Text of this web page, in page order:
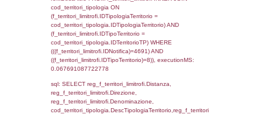
f_territori_limitrofi INNER JOIN
(f_territori_limitrofi.IDTipologiaTerritorio =
cod_territori_tipologia.IDTipologiaTerritorio)
(f_territori_limitrofi.IDTipoTerritorio =
cod_territori_tipologia.IDTerritorioTP)
(((f_territori_limitrofi.IDNotifica)=4691) AND
((f_territori_limitrofi.IDTipoTerritorio)=2)),
0.06793212890625